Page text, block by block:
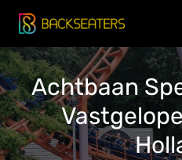
Doorgaan
naar
inhoud
Achtbaan